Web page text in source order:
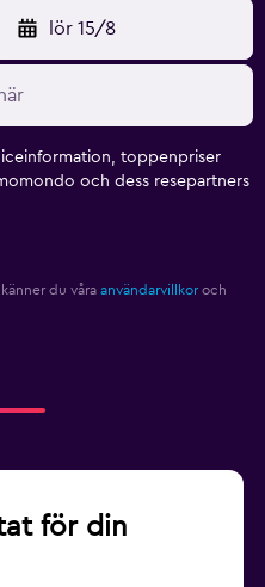
lör 15/8
toppenpriser
och dess resepartners
du våra användarvillkor och
för din